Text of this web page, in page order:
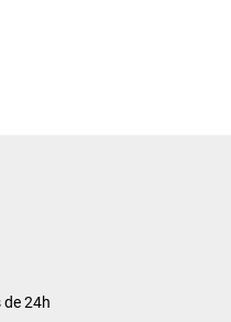
24h